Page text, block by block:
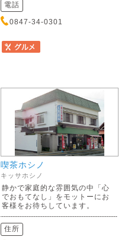
電話
0847-34-0301
喫茶ホシノ
キッサホシノ
静かで家庭的な雰囲気の中「心
でおもてなし」をモットーにお
客様をお待ちしています。
住所